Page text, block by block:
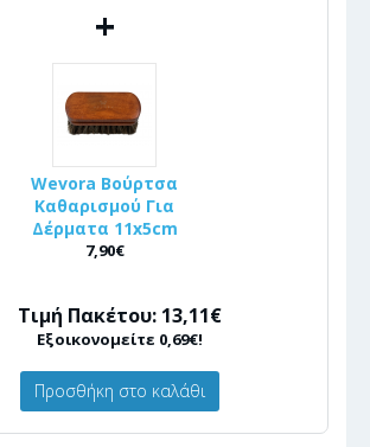
+
Wevora Βούρτσα
Καθαρισμού Για
Δέρματα 11x5cm
7,90€
Τιμή Πακέτου: 13,11€
Εξοικονομείτε 0,69€!
Προσθήκη στο καλάθι